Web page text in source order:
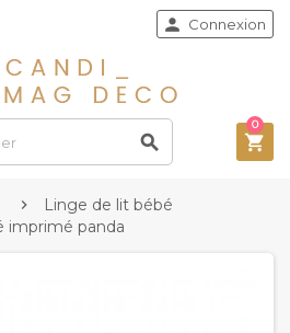

 Connexion

0
 Linge de lit bébé
imprimé panda